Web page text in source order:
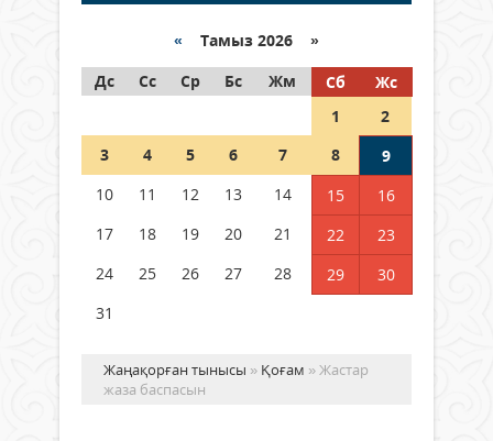
граждане Казахстана,
05 тамыз 2026 ж. 161
Шетелде жүрген Қазақстан
азаматтары қалай дауыс бере
« Тамыз 2026 »
Дс
Сс Ср Бс Жм Сб
Жс
1
2
3
4 5 6 7 8
9
10
11 12 13 14 15
16
17
18 19 20 21 22
23
24
25 26 27 28 29
30
31
Жаңақорған тынысы » Қоғам » Жастар
жаза баспасын